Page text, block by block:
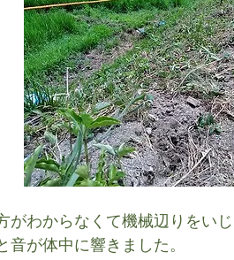
がわからなくて機械辺りをいじ
が体中に響きました。